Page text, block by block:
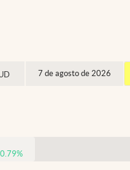
7 de agosto de 2026
0.79%